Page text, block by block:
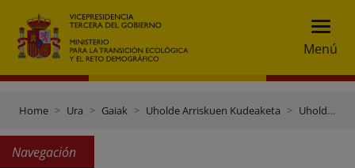
Menú
Home Ura Gaiak Uholde Arriskuen Kudeaketa Uholde Arriskuak Kudeatzeko Planak
Navegación